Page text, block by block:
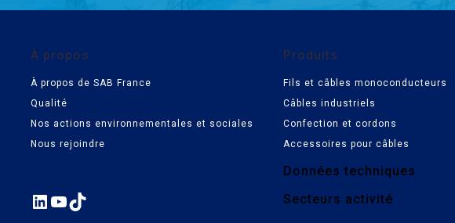
À propos
À propos de SAB France
Qualité
Nos actions environnementales et sociales
Nous rejoindre
LinkedIn
YouTube
TikTok
Produits
Fils et câbles monoconducteurs
Câbles industriels
Confection et cordons
Accessoires pour câbles
Données techniques
Secteurs activité